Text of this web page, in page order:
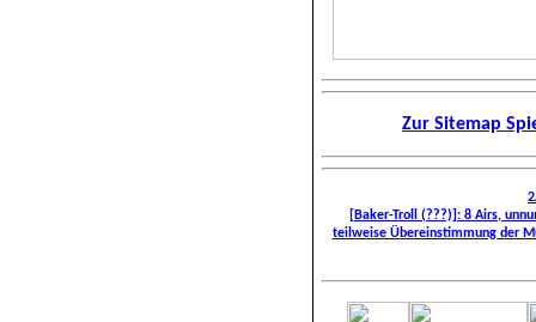
Zur Sitemap
[Baker-Troll (???)]: 8 Airs,
teilweise Übereinstimmung der